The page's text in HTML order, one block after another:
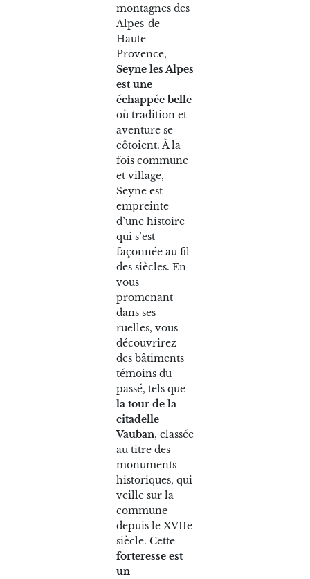
montagnes des
Alpes-de-
Haute-
Provence,
Seyne les Alpes
est une
échappée belle
où tradition et
aventure se
côtoient. À la
fois commune
et village,
Seyne est
empreinte
d’une histoire
qui s’est
façonnée au fil
des siècles. En
vous
promenant
dans ses
ruelles, vous
découvrirez
des bâtiments
témoins du
passé, tels que
la tour de la
citadelle
Vauban, classée
au titre des
monuments
historiques, qui
veille sur la
commune
depuis le XVIIe
siècle. Cette
forteresse est
un